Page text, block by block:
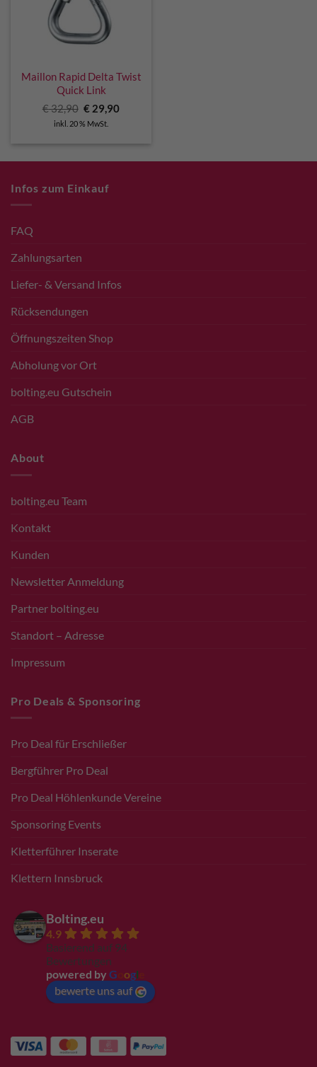
Maillon Rapid Delta Twist
Quick Link
€32,90 Ursprünglicher
Preis
war:
€ 29,90Aktueller
inkl. 20 % MwSt.
Infos zum Einkauf
FAQ
Zahlungsarten
Liefer- & Versand Infos
Rücksendungen
Öffnungszeiten Shop
Abholung vor Ort
bolting.eu Gutschein
AGB
About
bolting.eu Team
Kontakt
Kunden
Newsletter Anmeldung
Partner bolting.eu
Standort – Adresse
Impressum
Pro Deals & Sponsoring
Pro Deal für Erschließer
Bergführer Pro Deal
Pro Deal Höhlenkunde Vereine
Sponsoring Events
Kletterführer Inserate
Klettern Innsbruck
Bolting.eu
4.9
Basierend auf 94
Bewertungen
powered by G ogl
bewerte uns auf